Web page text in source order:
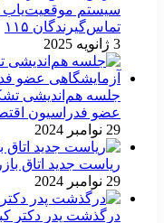
سیستم
تماس‌گیرندگان ۱۱۵
3 ژانویه 2025
جلسه هم‌اندیشی
عضو فدراسیون
29 نوامبر 2024
ریاست جدید اتاق
29 نوامبر 2024
درگذشت پدر دکتر